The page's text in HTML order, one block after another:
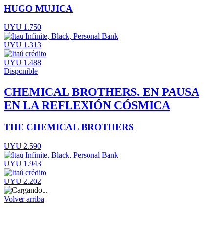
HUGO MUJICA
UYU 1.750
UYU 1.313
UYU 1.488
Disponible
CHEMICAL BROTHERS. EN PAUSA
EN LA REFLEXIÓN CÓSMICA
THE CHEMICAL BROTHERS
UYU 2.590
UYU 1.943
UYU 2.202
Volver arriba